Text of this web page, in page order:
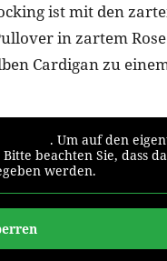
ist mit den
in zartem
Cardigan zu
. Um auf den
beachten Sie, dass
werden.